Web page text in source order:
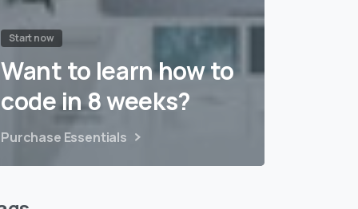
Start now
Want to learn how to
code in 8 weeks?
Purchase Essentials